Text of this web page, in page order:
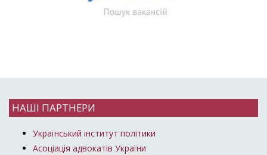
НАШІ ПАРТНЕРИ
Український інститут політики
Асоціація адвокатів України